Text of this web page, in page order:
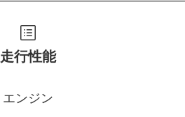
走行性能
エンジン